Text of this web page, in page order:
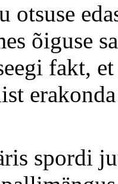
otsuse
õiguse
fakt,
spordi